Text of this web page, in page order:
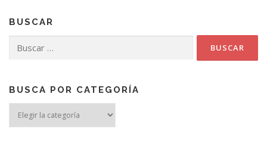
BUSCAR
BUSCA POR CATEGORÍA
por